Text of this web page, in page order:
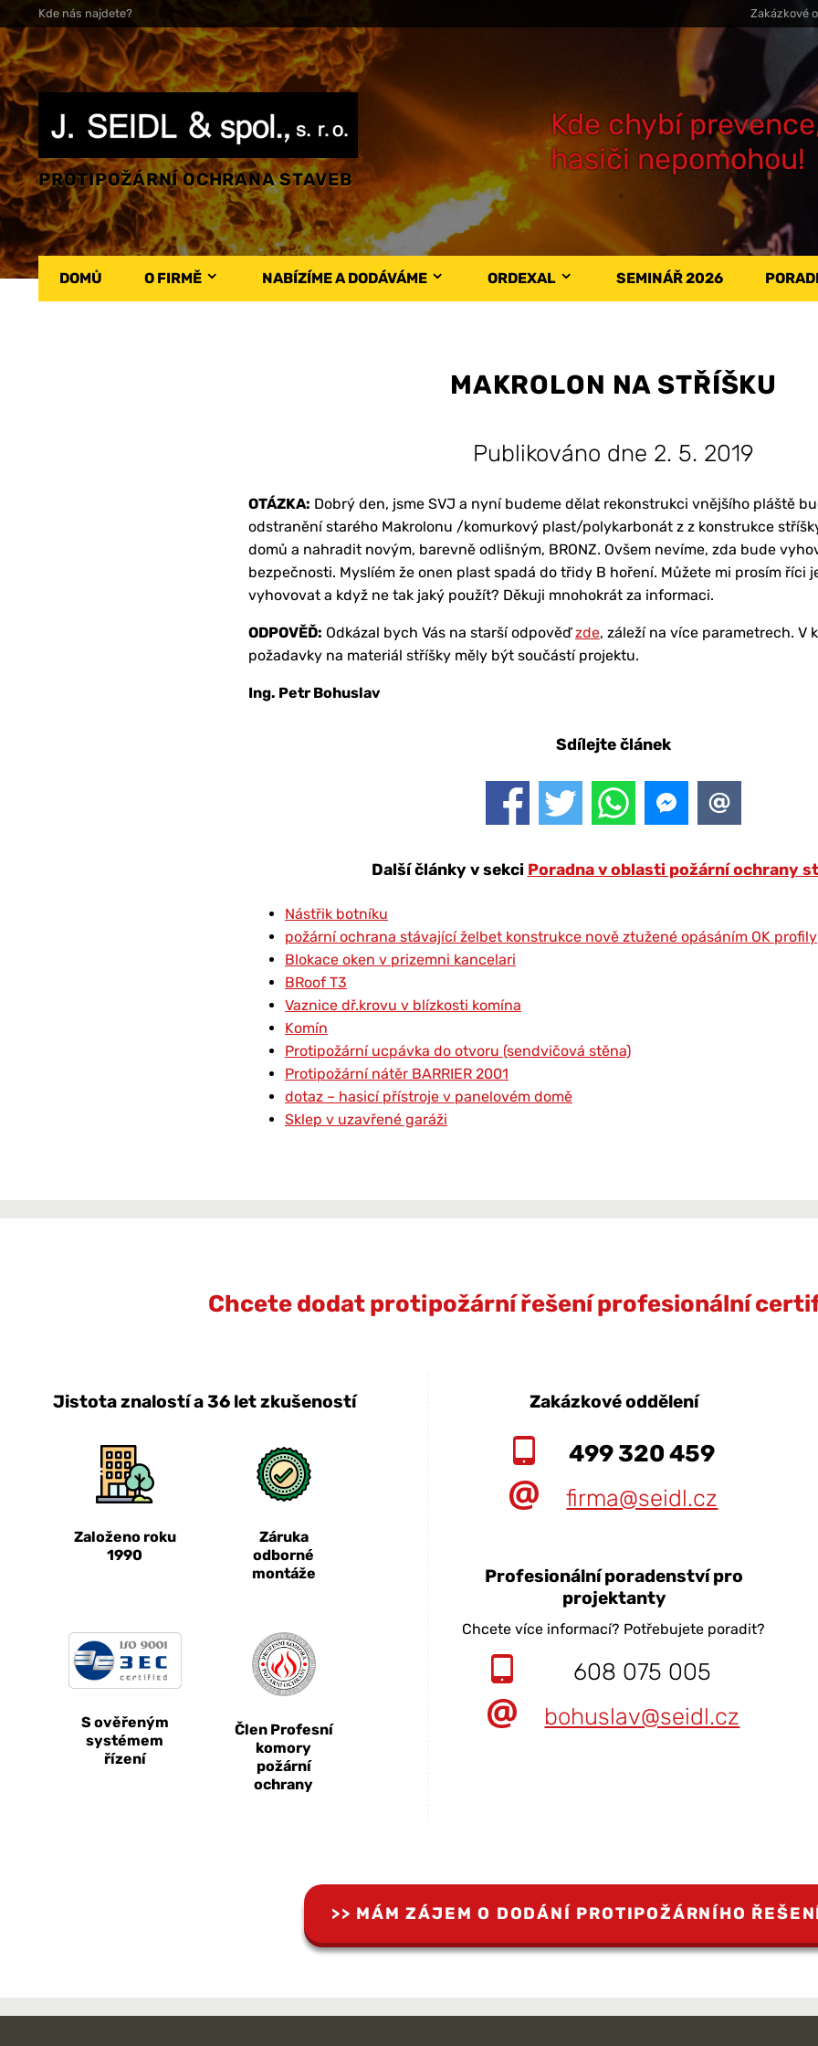
Kde nás najdete? Zakázkové
PROTIPOŽÁRNÍ OCHRANA STAVEB
Kde chybí
hasiči nepomohou!
DOMŮ O FIRMĚ NABÍZÍME A DODÁVÁME ORDEXAL SEMINÁŘ 2026
MAKROLON NA STŘÍŠKU
Publikováno dne 2. 5. 2019
OTÁZKA: Dobrý den, jsme SVJ a nyní budeme dělat rekonstrukci vnějšího pláště
odstranění starého Makrolonu /komurkový plast/polykarbonát z z konstrukce
domů a nahradit novým, barevně odlišným, BRONZ. Ovšem nevíme, zda bude
bezpečnosti. Myslíém že onen plast spadá do třidy B hoření. Můžete mi prosím říci
vyhovovat a když ne tak jaký použít? Děkuji mnohokrát za informaci.
ODPOVĚĎ: Odkázal bych Vás na starší odpověďzde, záleží na více parametrech. V
požadavky na materiál stříšky měly být součástí projektu.
Ing. Petr Bohuslav
Sdílejte článek
Další články v sekci Poradna v oblasti požární ochrany
Nástřik botníku
požární ochrana stávající želbet konstrukce nově ztužené opásáním OK profily
Blokace oken v prizemni kancelari
BRoof T3
Vaznice dř.krovu v blízkosti komína
Komín
Protipožární ucpávka do otvoru (sendvičová stěna)
Protipožární nátěr BARRIER 2001
dotaz – hasicí přístroje v panelovém domě
Sklep v uzavřené garáži
Chcete dodat protipožární řešení profesionální
Jistota znalostí a 36 let zkušeností
Založeno roku
1990
Záruka
odborné
montáže
S ověřeným
systémem
řízení
Člen Profesní
komory
požární
ochrany
Zakázkové oddělení
499 320 459
firma@seidl.cz
Profesionální poradenství pro
projektanty
Chcete více informací? Potřebujete poradit?
608 075 005
bohuslav@seidl.cz
MÁM ZÁJEM O DODÁNÍ PROTIPOŽÁRNÍHO